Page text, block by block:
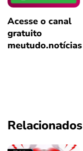
Acesse o canal
gratuito
meutudo.notícias
Relacionados